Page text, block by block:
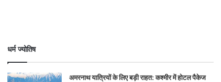
धर्म ज्योतिष
अमरनाथ यात्रियों के लिए बड़ी राहत: कश्मीर में होटल पैकेज